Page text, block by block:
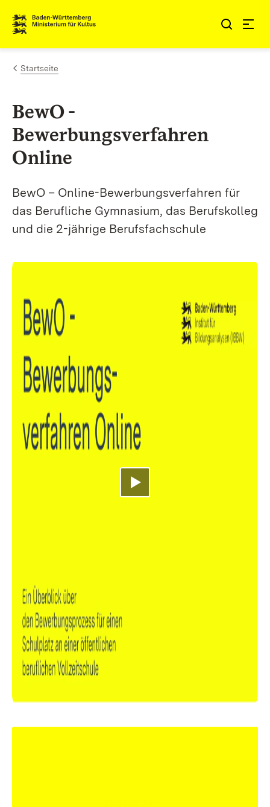
Zum Inhalt springen
Link zur Startseite
Startseite
BewO -
Bewerbungsverfahren
Online
BewO – Online-Bewerbungsverfahren für
das Berufliche Gymnasium, das Berufskolleg
und die 2-jährige Berufsfachschule
Video abspielen